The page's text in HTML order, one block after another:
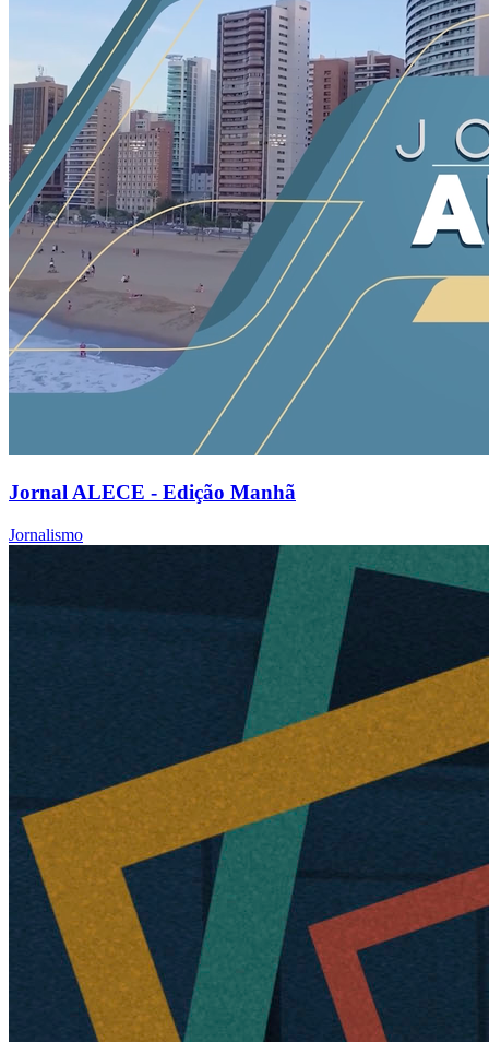
Jornal ALECE - Edição Manhã
Jornalismo